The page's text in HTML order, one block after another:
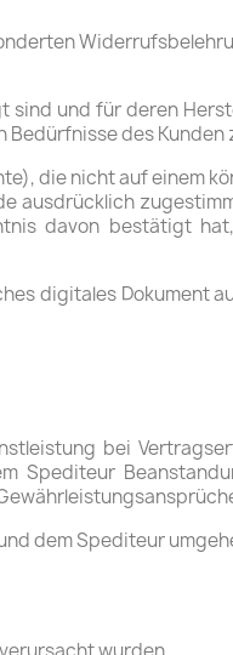
und für deren
des
die nicht auf einem
ausdrücklich
davon bestätigt
digitales Dokument
bei
Spediteur
dem Spediteur